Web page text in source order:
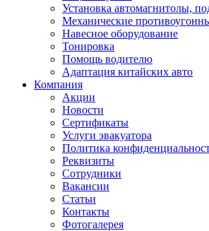
Установка автомагнитолы,
Механические
Навесное оборудование
Тонировка
Помощь водителю
Адаптация китайских авто
Компания
Акции
Новости
Сертификаты
Услуги эвакуатора
Политика
Реквизиты
Сотрудники
Вакансии
Статьи
Контакты
Фотогалерея